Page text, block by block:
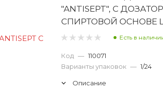
"ANTISEPT", С
СПИРТОВОЙ ОСНОВЕ
Есть в
Код — 110071
Варианты упаковок — 1/24
Описание